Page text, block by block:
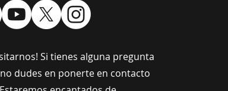
Si tienes alguna pregunta
dudes en ponerte en contacto